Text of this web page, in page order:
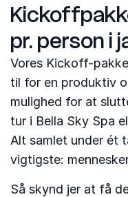
pr. person i
Vores Kickoff-
til for en produktiv
mulighed for at
tur i Bella Sky Spa
Alt samlet under ét
vigtigste:
Så skynd jer at få